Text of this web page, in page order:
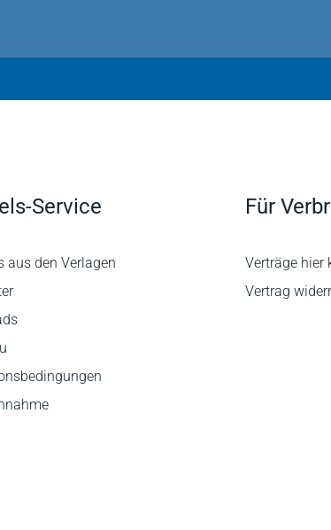
Service
aus den Verlagen
Für
Verträge hier
Vertrag